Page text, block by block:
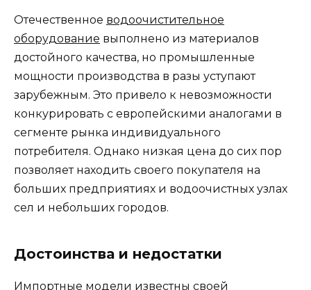
Отечественное водоочистительное
оборудование выполнено из материалов
достойного качества, но промышленные
мощности производства в разы уступают
зарубежным. Это привело к невозможности
конкурировать с европейскими аналогами в
сегменте рынка индивидуального
потребителя. Однако низкая цена до сих пор
позволяет находить своего покупателя на
больших предприятиях и водоочистных узлах
сел и небольших городов.
Достоинства и недостатки
Импортные модели известны своей